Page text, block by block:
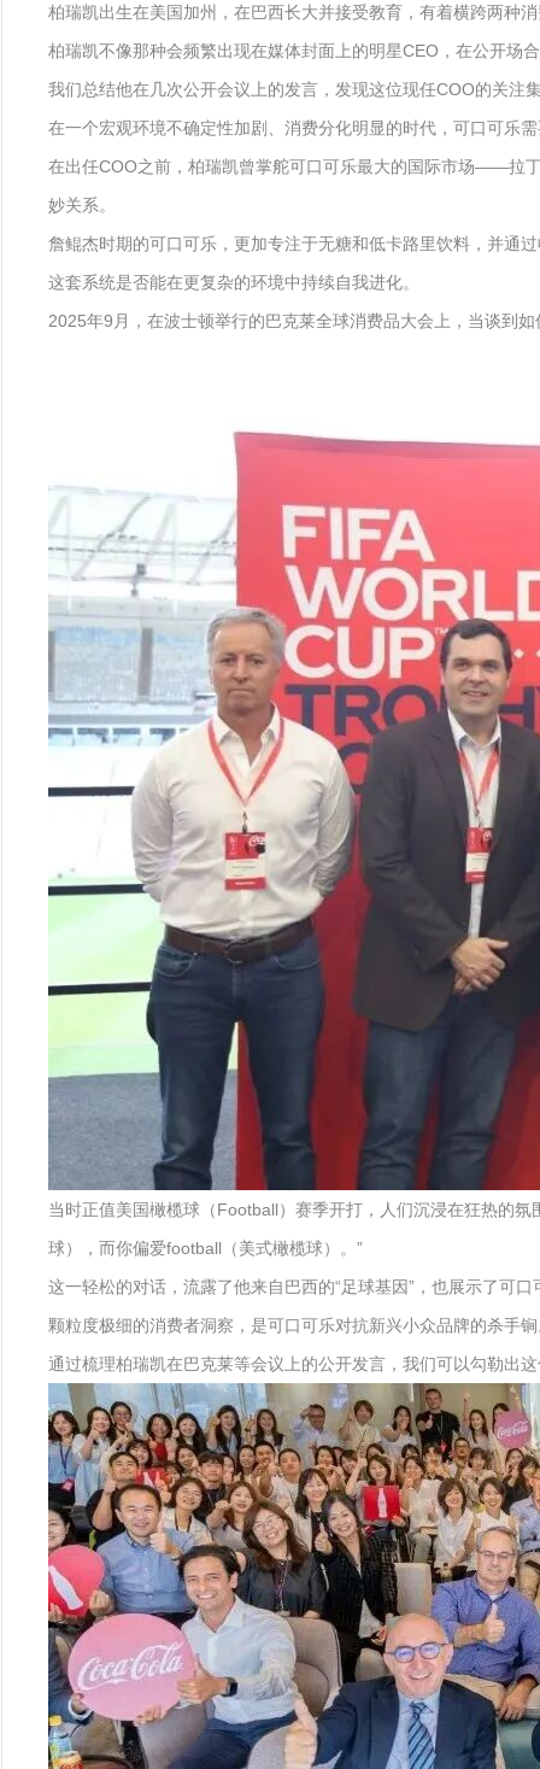
柏瑞凯出生在美国加州，在巴西长大并接受教育，有着横跨两种
柏瑞凯不像那种会频繁出现在媒体封面上的明星CEO，在公开
我们总结他在几次公开会议上的发言，发现这位现任COO的关
在一个宏观环境不确定性加剧、消费分化明显的时代，可口可乐
在出任COO之前，柏瑞凯曾掌舵可口可乐最大的国际市场——拉
妙关系。
詹鲲杰时期的可口可乐，更加专注于无糖和低卡路里饮料，并通
这套系统是否能在更复杂的环境中持续自我进化。
2025年9月，在波士顿举行的巴克莱全球消费品大会上，当谈到
当时正值美国橄榄球（Football）赛季开打，人们沉浸在狂热的
球），而你偏爱football（美式橄榄球）。”
这一轻松的对话，流露了他来自巴西的“足球基因”，也展示了可
颗粒度极细的消费者洞察，是可口可乐对抗新兴小众品牌的杀手
通过梳理柏瑞凯在巴克莱等会议上的公开发言，我们可以勾勒出